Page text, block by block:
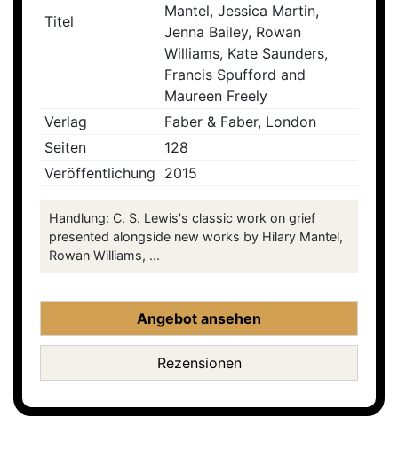
Titel
Mantel, Jessica Martin,
Jenna Bailey, Rowan
Williams, Kate Saunders,
Francis Spufford and
Maureen Freely
Verlag
Faber & Faber, London
Seiten
128
Veröffentlichung 2015
Handlung: C. S. Lewis's classic work on grief
presented alongside new works by Hilary Mantel,
Rowan Williams, ...
Angebot ansehen
Rezensionen